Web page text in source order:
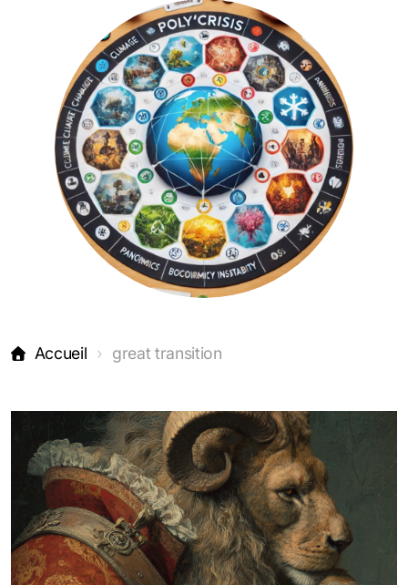
Accueil great transition